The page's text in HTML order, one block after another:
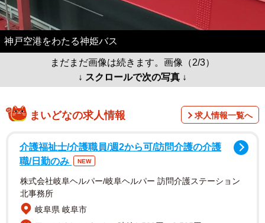
神戸空港をわたる神姫バス
まだまだ画像は続きます。画像（2/3）
↓ スクロールで次の写真 ↓
まいどなの求人情報 求人情報一覧へ
介護福祉士/介護職員/週2から可/訪問介護の介護
職/日勤のみ
NEW
株式会社岐阜ヘルパー/岐阜ヘルパー 訪問介護ステーション
北事務所
岐阜県 岐阜市